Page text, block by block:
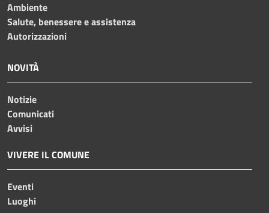
Ambiente
Salute, benessere e assistenza
Autorizzazioni
NOVITÀ
Notizie
Comunicati
Avvisi
VIVERE IL COMUNE
Eventi
Luoghi